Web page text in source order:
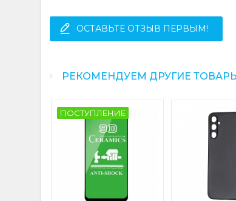
ОСТАВЬТЕ ОТЗЫВ ПЕРВЫМ!
РЕКОМЕНДУЕМ ДРУГИЕ
ПОСТУПЛЕНИЕ